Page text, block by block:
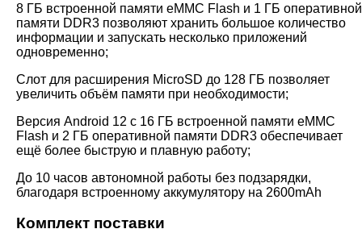
8 ГБ встроенной памяти eMMC Flash и 1 ГБ оперативной
памяти DDR3 позволяют хранить большое количество
информации и запускать несколько приложений
одновременно;
Слот для расширения MicroSD до 128 ГБ позволяет
увеличить объём памяти при необходимости;
Версия Android 12 с 16 ГБ встроенной памяти eMMC
Flash и 2 ГБ оперативной памяти DDR3 обеспечивает
ещё более быструю и плавную работу;
До 10 часов автономной работы без подзарядки,
благодаря встроенному аккумулятору на 2600mAh
Комплект поставки